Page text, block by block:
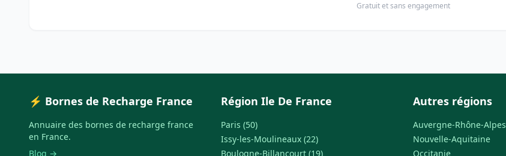
Gratuit et sans engagement
⚡ Bornes de Recharge France
Annuaire des bornes de recharge france
en France.
Blog →
Région Ile De France
Paris (50)
Issy-les-Moulineaux (22)
Boulogne-Billancourt (19)
Autres régions
Auvergne-Rhône-Alpes
Nouvelle-Aquitaine
Occitanie